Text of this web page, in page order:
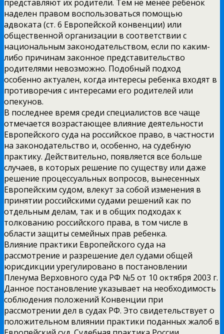
представляют их родители. Тем не менее ребенок
наделен правом воспользоваться помощью
адвоката (ст. 6 Европейской конвенции) или
общественной организации в соответствии с
национальным законодательством, если по каким-
либо причинам законное представительство
родителями невозможно. Подобный подход
особенно актуален, когда интересы ребенка входят в
противоречия с интересами его родителей или
опекунов.
В последнее время среди специалистов все чаще
отмечается возрастающее влияние деятельности
Европейского суда на российское право, в частности
на законодательство и, особенно, на судебную
практику. Действительно, появляется все больше
случаев, в которых решение по существу или даже
решение процессуальных вопросов, вынесенных
Европейским судом, влекут за собой изменения в
принятии российскими судами решений как по
отдельным делам, так и в общих подходах к
толкованию российского права, в том числе в
области защиты семейных прав ребенка.
Влияние практики Европейского суда на
рассмотрение и разрешение дел судами общей
юрисдикции урегулировано в постановлении
Пленума Верховного суда РФ №5 от 10 октября 2003 г.
Данное постановление указывает на необходимость
соблюдения положений Конвенции при
рассмотрении дел в судах РФ. Это свидетельствует о
положительном влиянии практики поданных жалоб в